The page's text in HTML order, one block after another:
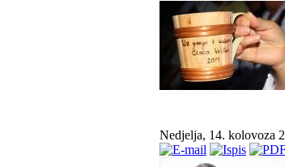
Nedjelja, 14. kolovoza